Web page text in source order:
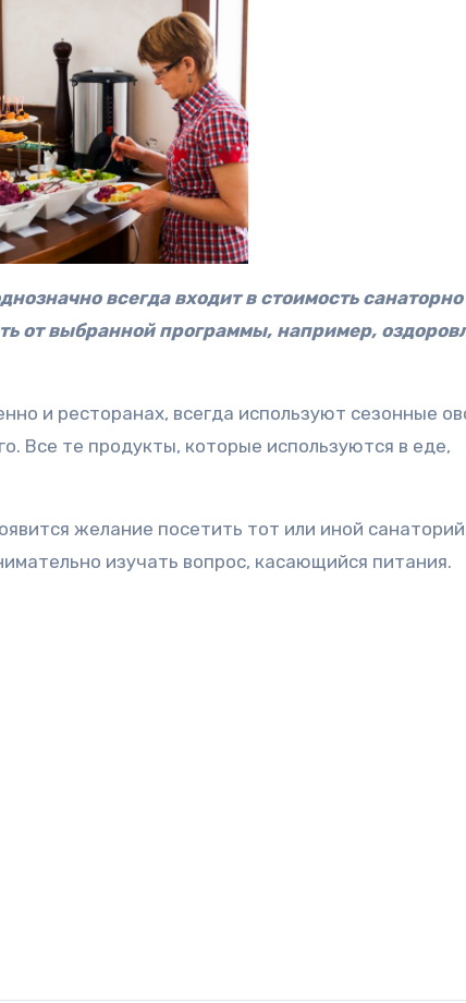
всегда входит в стоимость санаторно
от выбранной программы, например,
и ресторанах, всегда используют сезонные
Все те продукты, которые используются в еде,
желание посетить тот или иной
изучать вопрос, касающийся питания.